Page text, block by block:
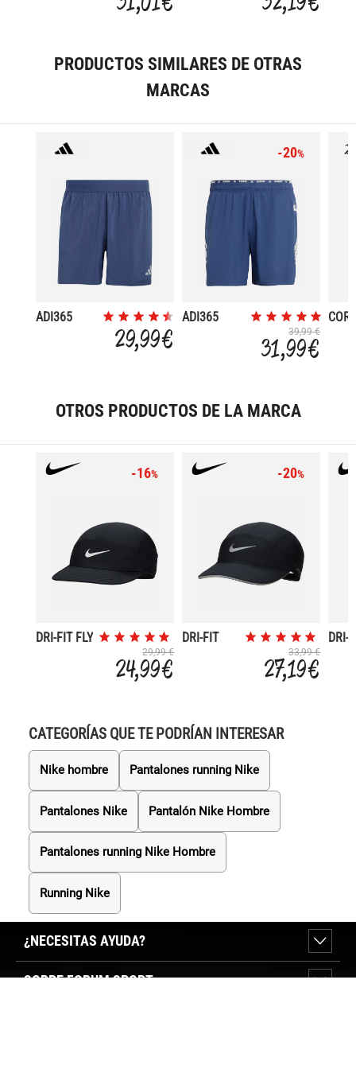
PRODUCTOS SIMILARES DE OTRAS
MARCAS
ADI365
29,99 €
-20%
ADI365
39,99 €
31,99 €
OTROS PRODUCTOS DE LA MARCA
-16%
DRI-FIT FLY
29,99 €
24,99 €
-20%
DRI-FIT
33,99 €
27,19 €
DRI-
CATEGORÍAS QUE TE PODRÍAN INTERESAR
Nike hombre Pantalones running Nike
Pantalones Nike Pantalón Nike Hombre
Pantalones running Nike Hombre
Running Nike
¿NECESITAS AYUDA?
SOBRE FORUM SPORT